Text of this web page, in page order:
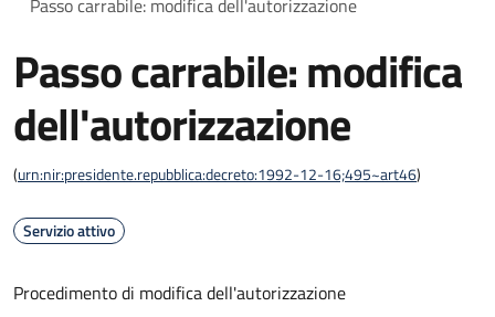
Passo carrabile: modifica dell'autorizzazione
Passo carrabile: modifica
dell'autorizzazione
(urn:nir:presidente.repubblica:decreto:1992-12-16;495~art46)
Servizio attivo
Procedimento di modifica dell'autorizzazione